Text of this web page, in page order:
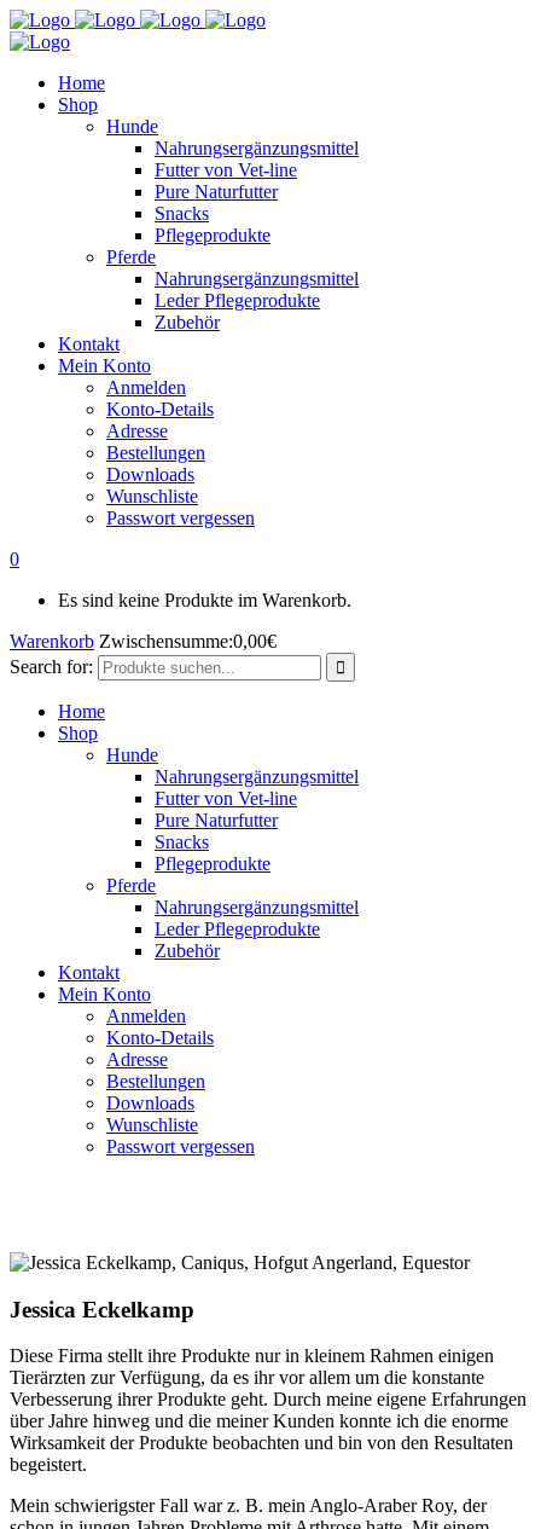
Home
Shop
Hunde
Nahrungsergänzungsmittel
Futter von Vet-line
Pure Naturfutter
Snacks
Pflegeprodukte
Pferde
Nahrungsergänzungsmittel
Leder Pflegeprodukte
Zubehör
Kontakt
Mein Konto
Anmelden
Konto-Details
Adresse
Bestellungen
Downloads
Wunschliste
Passwort vergessen
0
Es sind keine Produkte im Warenkorb.
Warenkorb Zwischensumme:0,00€
Search for:
Home
Shop
Hunde
Nahrungsergänzungsmittel
Futter von Vet-line
Pure Naturfutter
Snacks
Pflegeprodukte
Pferde
Nahrungsergänzungsmittel
Leder Pflegeprodukte
Zubehör
Kontakt
Mein Konto
Anmelden
Konto-Details
Adresse
Bestellungen
Downloads
Wunschliste
Passwort vergessen
Jessica Eckelkamp
Diese Firma stellt ihre Produkte nur in kleinem Rahmen einigen
Tierärzten zur Verfügung, da es ihr vor allem um die konstante
Verbesserung ihrer Produkte geht. Durch meine eigene Erfahrungen
über Jahre hinweg und die meiner Kunden konnte ich die enorme
Wirksamkeit der Produkte beobachten und bin von den Resultaten
begeistert.
Mein schwierigster Fall war z. B. mein Anglo-Araber Roy, der